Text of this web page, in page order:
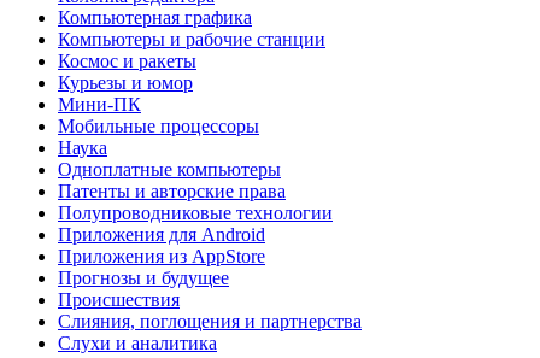
Компьютерная графика
Компьютеры и рабочие станции
Космос и ракеты
Курьезы и юмор
Мини-ПК
Мобильные процессоры
Наука
Одноплатные компьютеры
Патенты и авторские права
Полупроводниковые технологии
Приложения для Android
Приложения из AppStore
Прогнозы и будущее
Происшествия
Слияния, поглощения и партнерства
Слухи и аналитика